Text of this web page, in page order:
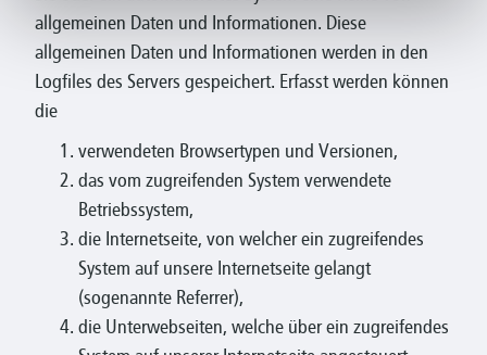
allgemeinen Daten und Informationen. Diese
allgemeinen Daten und Informationen werden in den
Logfiles des Servers gespeichert. Erfasst werden können
die
verwendeten Browsertypen und Versionen,
das vom zugreifenden System verwendete
Betriebssystem,
die Internetseite, von welcher ein zugreifendes
System auf unsere Internetseite gelangt
(sogenannte Referrer),
die Unterwebseiten, welche über ein zugreifendes